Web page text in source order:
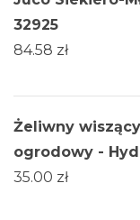
32925
84.58 zł
Żeliwny
ogrodowy -
35.00 zł